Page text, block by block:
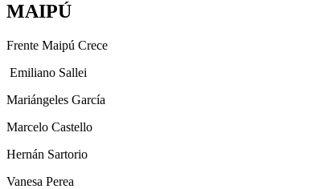
MAIPÚ
Frente Maipú Crece
Emiliano Sallei
Mariángeles García
Marcelo Castello
Hernán Sartorio
Vanesa Perea